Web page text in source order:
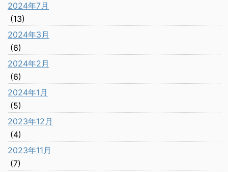
2024年7月
(13)
2024年3月
(6)
2024年2月
(6)
2024年1月
(5)
2023年12月
(4)
2023年11月
(7)